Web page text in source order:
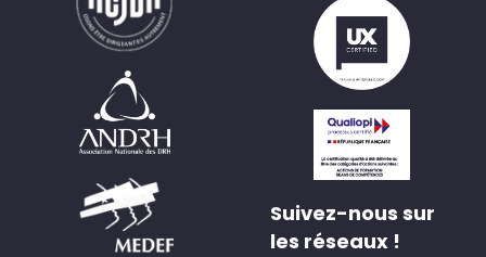
Suivez-nous sur
les réseaux !